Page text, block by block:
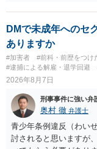
いた場合、故意だと判
故意があると判断され
の可能性 この行為によ
捕、呼び出しされる可
まっただけであり、さ
とからすると、この後
能性があると考えれば
極めて低いと思います
DMで未成年へのセ
ありますか
#加害者 #前科・前歴をつけ
#逮捕による解雇・退学回避
2026年8月7日
刑事事件に強い弁
奥村 徹 弁護士
青少年条例違反（わい
討されると思いますが